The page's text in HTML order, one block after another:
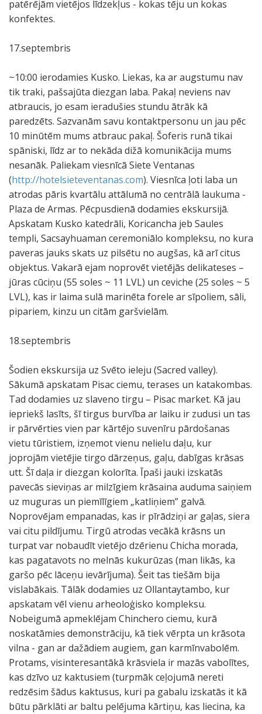
patērējām vietējos līdzekļus - kokas tēju un kokas
konfektes.
17.septembris
~10:00 ierodamies Kusko. Liekas, ka ar augstumu nav
tik traki, pašsajūta diezgan laba. Pakaļ neviens nav
atbraucis, jo esam ieradušies stundu ātrāk kā
paredzēts. Sazvanām savu kontaktpersonu un jau pēc
10 minūtēm mums atbrauc pakaļ. Šoferis runā tikai
spāniski, līdz ar to nekāda dižā komunikācija mums
nesanāk. Paliekam viesnīcā Siete Ventanas
(http://hotelsieteventanas.com). Viesnīca ļoti laba un
atrodas pāris kvartālu attālumā no centrālā laukuma -
Plaza de Armas. Pēcpusdienā dodamies ekskursijā.
Apskatam Kusko katedrāli, Koricancha jeb Saules
templi, Sacsayhuaman ceremoniālo kompleksu, no kura
paveras jauks skats uz pilsētu no augšas, kā arī citus
objektus. Vakarā ejam noprovēt vietējās delikateses –
jūras cūciņu (55 soles ~ 11 LVL) un ceviche (25 soles ~ 5
LVL), kas ir laima sulā marinēta forele ar sīpoliem, sāli,
pipariem, kinzu un citām garšvielām.
18.septembris
Šodien ekskursija uz Svēto ieleju (Sacred valley).
Sākumā apskatam Pisac ciemu, terases un katakombas.
Tad dodamies uz slaveno tirgu – Pisac market. Kā jau
iepriekš lasīts, šī tirgus burvība ar laiku ir zudusi un tas
ir pārvērties vien par kārtējo suvenīru pārdošanas
vietu tūristiem, izņemot vienu nelielu daļu, kur
joprojām vietējie tirgo dārzeņus, gaļu, dabīgas krāsas
utt. Šī daļa ir diezgan kolorīta. Īpaši jauki izskatās
pavecās sieviņas ar milzīgiem krāsaina auduma saiņiem
uz muguras un piemīlīgiem „katliņiem” galvā.
Noprovējam empanadas, kas ir pīrādziņi ar gaļas, siera
vai citu pildījumu. Tirgū atrodas vecākā krāsns un
turpat var nobaudīt vietējo dzērienu Chicha morada,
kas pagatavots no melnās kukurūzas (man likās, ka
garšo pēc lāceņu ievārījuma). Šeit tas tiešām bija
vislabākais. Tālāk dodamies uz Ollantaytambo, kur
apskatam vēl vienu arheoloģisko kompleksu.
Nobeigumā apmeklējam Chinchero ciemu, kurā
noskatāmies demonstrāciju, kā tiek vērpta un krāsota
vilna - gan ar dažādiem augiem, gan karmīnvabolēm.
Protams, visinteresantākā krāsviela ir mazās vabolītes,
kas dzīvo uz kaktusiem (turpmāk ceļojumā nereti
redzēsim šādus kaktusus, kuri pa gabalu izskatās it kā
būtu pārklāti ar baltu pelējuma kārtiņu, kas liecina, ka